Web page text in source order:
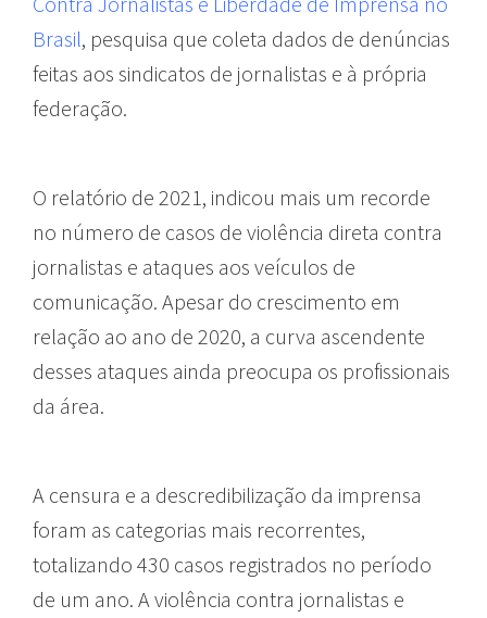
Brasil, pesquisa que coleta dados de denúncias
feitas aos sindicatos de jornalistas e à própria
federação.
O relatório de 2021, indicou mais um recorde
no número de casos de violência direta contra
jornalistas e ataques aos veículos de
comunicação. Apesar do crescimento em
relação ao ano de 2020, a curva ascendente
desses ataques ainda preocupa os profissionais
da área.
A censura e a descredibilização da imprensa
foram as categorias mais recorrentes,
totalizando 430 casos registrados no período
de um ano. A violência contra jornalistas e